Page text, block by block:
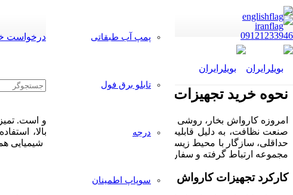
09121233946 پمپ آب طبقاتی
تابلو برق فول
درجه
سوپاپ اطمینان
درخواست
نحوه خرید تجهیزات کارواش با بخار
امروزه کارواش بخار، روشی بسیار موثر برای تمیز کردن خودرو است.
صنعت نظافت، به دلیل قابلیت تمیز کنندگی عالی و با کیفیت بالا،
حداقلی، سازگار با محیط زیست بوده و همچنین استفاده از مواد
مجموعه ارتباط گرفته و سفارش خرید خود را ثبت نمایید.
کارکرد تجهیزات کارواش با بخار